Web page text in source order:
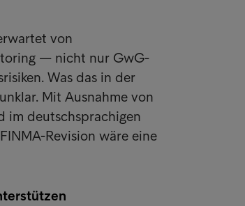
von
— nicht nur GwG-
Was das in der
Mit Ausnahme von
im deutschsprachigen
Revision wäre eine